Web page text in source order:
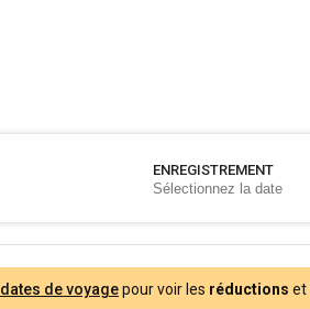
ENREGISTREMENT
dates de voyagepour voir les réductions et